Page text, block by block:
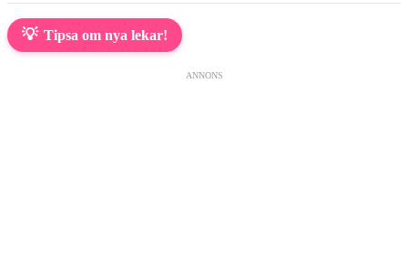
💡 Tipsa om nya lekar!
ANNONS